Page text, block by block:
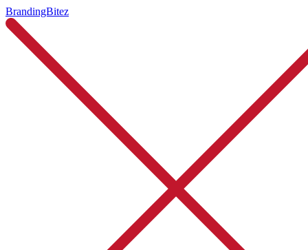
BrandingBitez